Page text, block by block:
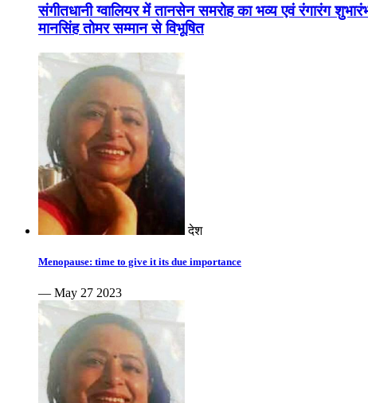
संगीतधानी ग्वालियर में तानसेन समरोह का भव्य एवं रंगारंग
मानसिंह तोमर सम्मान से विभूषित
देश
Menopause: time to give it its due importance
— May 27 2023